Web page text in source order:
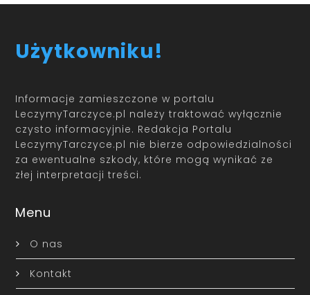
Użytkowniku!
Informacje zamieszczone w portalu
LeczymyTarczyce.pl należy traktować wyłącznie
czysto informacyjnie. Redakcja Portalu
LeczymyTarczyce.pl nie bierze odpowiedzialności
za ewentualne szkody, które mogą wynikać ze
złej interpretacji treści.
Menu
O nas
Kontakt